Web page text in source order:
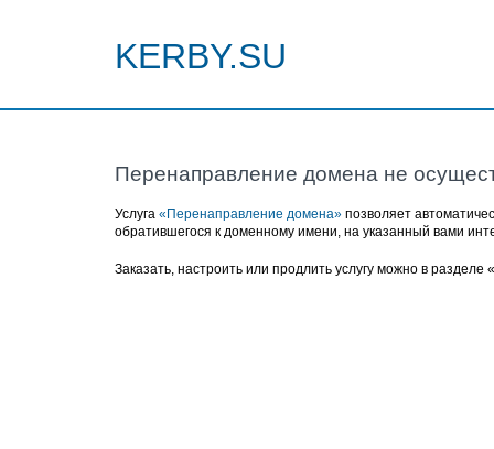
KERBY.SU
Перенаправление домена не
Услуга «Перенаправление домена» позволяет
обратившегося к доменному имени, на указанный вами
Заказать, настроить или продлить услугу можно в разделе